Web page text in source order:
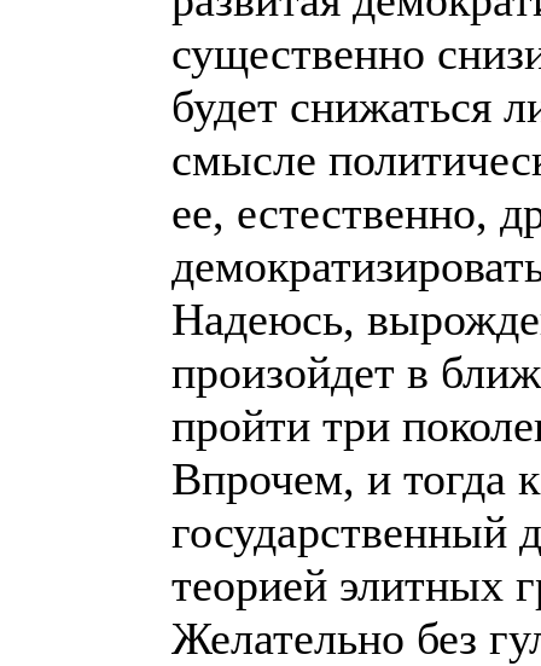
существенно
будет снижаться
смысле
ее, естественно,
Надеюсь,
произойдет в
пройти три
Впрочем, и тогда
государственный
теорией элитных
Желательно без